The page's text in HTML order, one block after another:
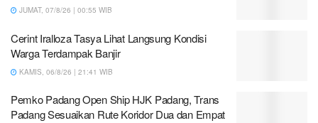
JUMAT, 07/8/26 | 00:55 WIB
Cerint Iralloza Tasya Lihat Langsung Kondisi
Warga Terdampak Banjir
KAMIS, 06/8/26 | 21:41 WIB
Pemko Padang Open Ship HJK Padang, Trans
Padang Sesuaikan Rute Koridor Dua dan Empat